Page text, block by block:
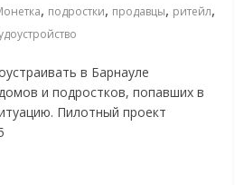
, подростки, продавцы, ритейл,
в Барнауле
и подростков, попавших в
Пилотный проект